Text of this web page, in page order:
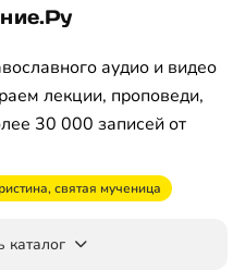
аудио и видео
лекции, проповеди,
30 000 записей от
святая мученица
каталог